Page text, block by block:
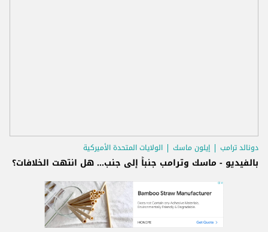
دونالد ترامب إيلون ماسك الولايات المتحدة الأميركية
بالفيديو - ماسك وترامب جنباً إلى جنب... هل انتهت الخلافات؟